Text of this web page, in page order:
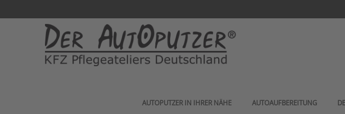
AUTOPUTZER IN IHRER NÄHE AUTOAUFBEREITUNG